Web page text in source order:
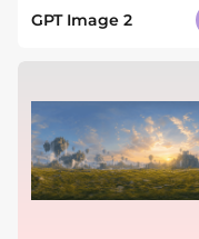
GPT Image 2